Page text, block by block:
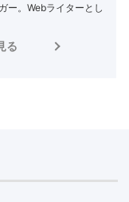
ー。Webライターとし
る